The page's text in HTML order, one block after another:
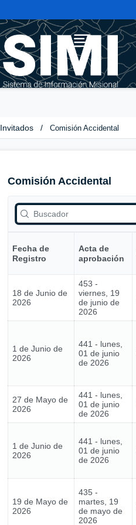
Invitados / Comisión Accidental
Comisión Accidental
Fecha de
Registro
Acta de
aprobación
18 de Junio de
2026
453 -
viernes, 19
de junio de
2026
1 de Junio de
2026
441 - lunes,
01 de junio
de 2026
27 de Mayo de
2026
441 - lunes,
01 de junio
de 2026
1 de Junio de
2026
441 - lunes,
01 de junio
de 2026
19 de Mayo de
2026
435 -
martes, 19
de mayo de
2026